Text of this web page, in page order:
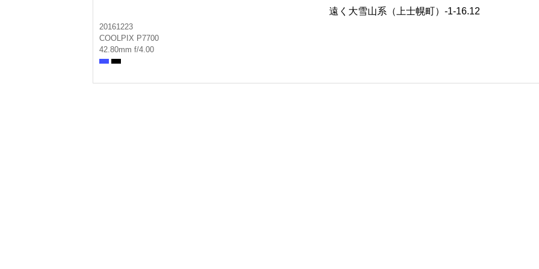
遠く大雪山系（上士幌町）-1-16.12
20161223
COOLPIX P7700
42.80mm f/4.00